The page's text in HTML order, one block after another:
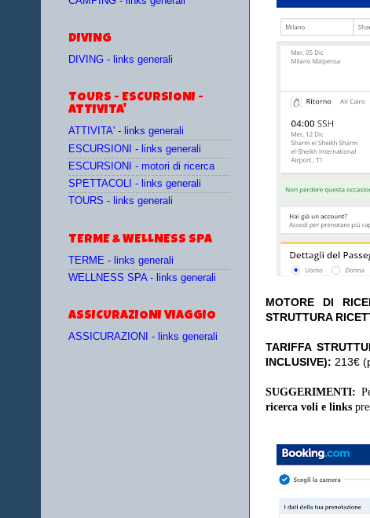
MOTORE DI
STRUTTURA
TARIFFA
INCLUSIVE): 213€
SUGGERIMENTI:
ricerca voli e links
DIVING
DIVING - links generali
TOURS - ESCURSIONI -
ATTIVITA'
ATTIVITA' - links generali
ESCURSIONI - links generali
ESCURSIONI - motori di ricerca
SPETTACOLI - links generali
TOURS - links generali
TERME & WELLNESS SPA
TERME - links generali
WELLNESS SPA - links generali
ASSICURAZIONI VIAGGIO
ASSICURAZIONI - links generali